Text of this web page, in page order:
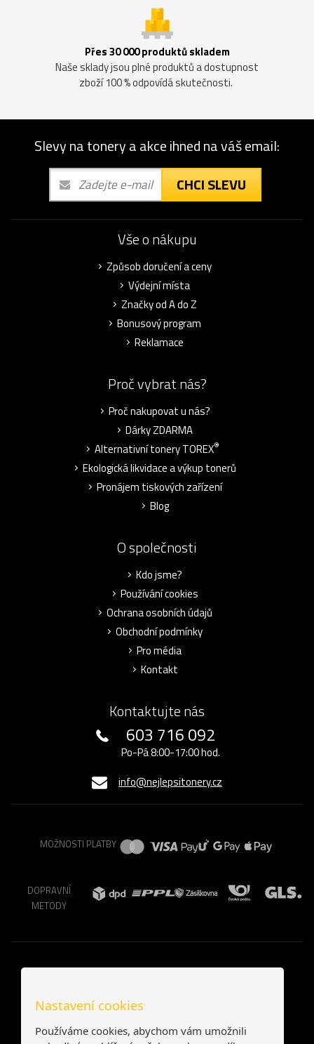
Přes 30 000 produktů skladem
Naše sklady jsou plné produktů a dostupnost
zboží 100 % odpovídá skutečnosti.
Slevy na tonery a akce ihned na váš email:
CHCI SLEVU
Vše o nákupu
Způsob doručení a ceny
Výdejní místa
Značky od A do Z
Bonusový program
Reklamace
Proč vybrat nás?
Proč nakupovat u nás?
Dárky ZDARMA
Alternativní tonery TOREX®
Ekologická likvidace a výkup tonerů
Pronájem tiskových zařízení
Blog
O společnosti
Kdo jsme?
Používání cookies
Ochrana osobních údajů
Obchodní podmínky
Pro média
Kontakt
Kontaktujte nás
603 716 092
Po-Pá 8:00-17:00 hod.
info@nejlepsitonery.cz
MOŽNOSTI PLATBY
DOPRAVNÍ
METODY
Nastavení cookies
Používáme cookies, abychom vám umožnili